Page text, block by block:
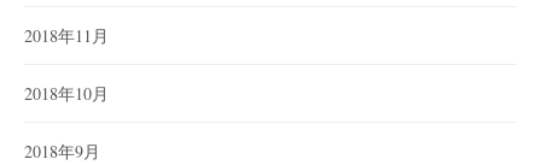
2018年11月
2018年10月
2018年9月